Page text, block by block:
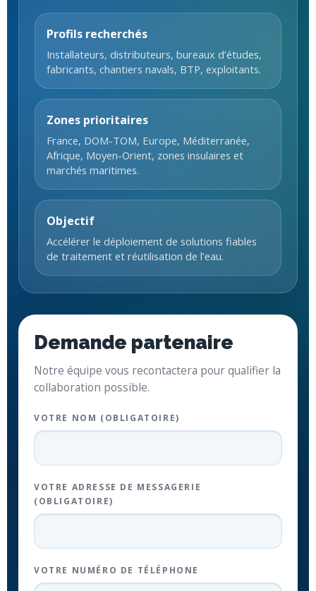
Profils recherchés
Installateurs, distributeurs, bureaux d’études,
fabricants, chantiers navals, BTP, exploitants.
Zones prioritaires
France, DOM-TOM, Europe, Méditerranée,
Afrique, Moyen-Orient, zones insulaires et
marchés maritimes.
Objectif
Accélérer le déploiement de solutions fiables
de traitement et réutilisation de l’eau.
Demande partenaire
Notre équipe vous recontactera pour qualifier la
collaboration possible.
VOTRE NOM (OBLIGATOIRE)
VOTRE ADRESSE DE MESSAGERIE
(OBLIGATOIRE)
VOTRE NUMÉRO DE TÉLÉPHONE